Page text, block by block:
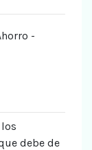
-
debe de